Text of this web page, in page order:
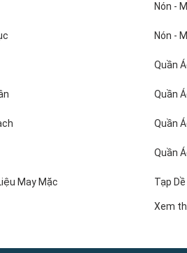
gồm thuế VAT 10%,
mịn mặc mát, không xù lông, không
đồng phục thủy sản, đồng phục
lòng liên hệ 0934.424.525 để được cty
May Mặc
Nón -
Nón -
Quần
Quần
Quần
Quần
Tạp Dề
Xem